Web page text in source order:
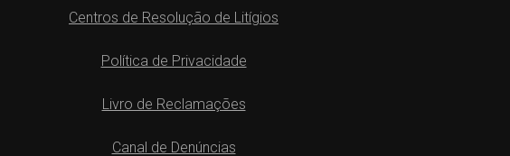
Centros de Resolução de Litígios
Política de Privacidade
Livro de Reclamações
Canal de Denúncias